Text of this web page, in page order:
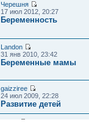
Черешня
17 июл 2012, 20:27
Беременность
Landon
31 янв 2010, 23:42
Беременные мамы
gaizziree
24 июл 2009, 22:28
Развитие детей